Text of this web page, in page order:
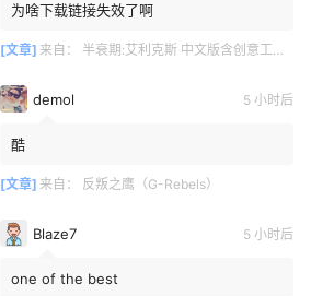
为啥下载链接失效了啊
[文章] 来自： 半衰期:艾利克斯 中文版含创意工坊地图（Half-Life: Alyx）
demol 5 小时后
酷
[文章] 来自： 反叛之鹰（G-Rebels）
Blaze7 5 小时后
one of the best